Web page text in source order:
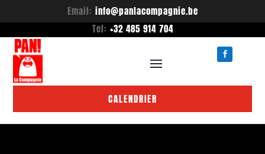
Email: info@panlacompagnie.be
Tel: +32 485 914 704
CALENDRIER